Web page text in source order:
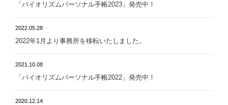
「バイオリズムパーソナル手帳2023」発売中！
2022.05.28
2022年1月より事務所を移転いたしました。
2021.10.08
「バイオリズムパーソナル手帳2022」発売中！
2020.12.14